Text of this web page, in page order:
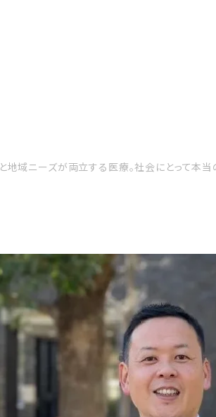
地域ニーズが両立する医療。社会にとって本